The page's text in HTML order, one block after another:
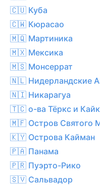
🇨🇺 Куба
🇨🇼 Кюрасао
🇲🇶 Мартиника
🇲🇽 Мексика
🇲🇸 Монсеррат
🇳🇱 Нидерландские
🇳🇮 Никарагуа
🇹🇨 о-ва Тёркс и
🇲🇫 Остров Святого
🇰🇾 Острова Кайман
🇵🇦 Панама
🇵🇷 Пуэрто-Рико
🇸🇻 Сальвадор